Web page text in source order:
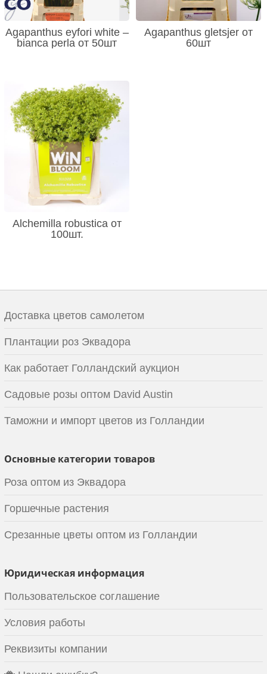
Agapanthus eyfori white –
bianca perla от 50шт
Agapanthus gletsjer от
60шт
Alchemilla robustica от
100шт.
Доставка цветов самолетом
Плантации роз Эквадора
Как работает Голландский аукцион
Садовые розы оптом David Austin
Таможни и импорт цветов из Голландии
Основные категории товаров
Роза оптом из Эквадора
Горшечные растения
Срезанные цветы оптом из Голландии
Юридическая информация
Пользовательское соглашение
Условия работы
Реквизиты компании